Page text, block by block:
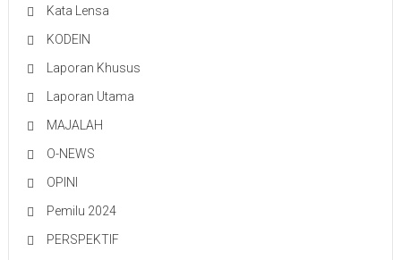
Kata Lensa
KODEIN
Laporan Khusus
Laporan Utama
MAJALAH
O-NEWS
OPINI
Pemilu 2024
PERSPEKTIF